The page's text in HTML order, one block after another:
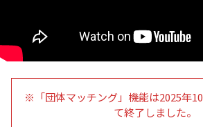
※「団体マッチング」機能は2025年
て終了しました。